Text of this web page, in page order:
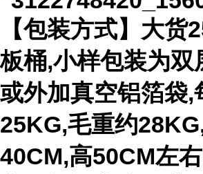
【包装方式】大货
板桶,小样包装为双
或外加真空铝箔袋,
25KG,毛重约
40CM,高50CM左